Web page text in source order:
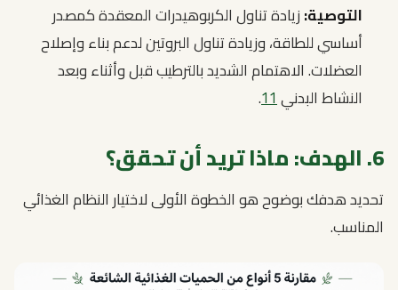
التوصية:زيادة تناول الكربوهيدرات المعقدة كمصدر
أساسي للطاقة، وزيادة تناول البروتين لدعم بناء وإصلاح
العضلات. الاهتمام الشديد بالترطيب قبل وأثناء وبعد
النشاط البدني11
.
6. الهدف: ماذا تريد أن تحقق؟
تحديد هدفك بوضوح هو الخطوة الأولى لاختيار النظام الغذائي
المناسب.